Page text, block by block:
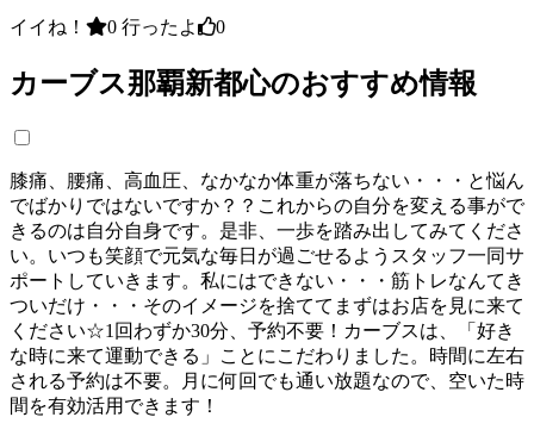
イイね！ 0 行ったよ 0
カーブス那覇新都心のおすすめ情報
膝痛、腰痛、高血圧、なかなか体重が落ちない・・・と悩ん
でばかりではないですか？？これからの自分を変える事がで
きるのは自分自身です。是非、一歩を踏み出してみてくださ
い。いつも笑顔で元気な毎日が過ごせるようスタッフ一同サ
ポートしていきます。私にはできない・・・筋トレなんてき
ついだけ・・・そのイメージを捨ててまずはお店を見に来て
ください☆1回わずか30分、予約不要！カーブスは、「好き
な時に来て運動できる」ことにこだわりました。時間に左右
される予約は不要。月に何回でも通い放題なので、空いた時
間を有効活用できます！